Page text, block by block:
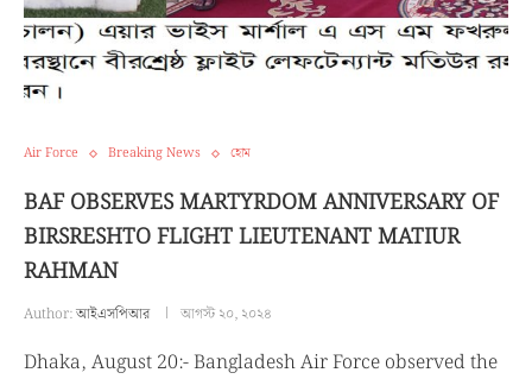
Air Force Breaking News হোম
BAF OBSERVES MARTYRDOM ANNIVERSARY OF
BIRSRESHTO FLIGHT LIEUTENANT MATIUR
RAHMAN
Author:আইএসপিআর আগস্ট ২০, ২০২৪
Dhaka, August 20:- Bangladesh Air Force observed the